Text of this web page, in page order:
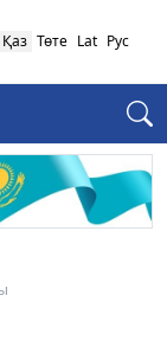
Қаз Төте Lat Рус